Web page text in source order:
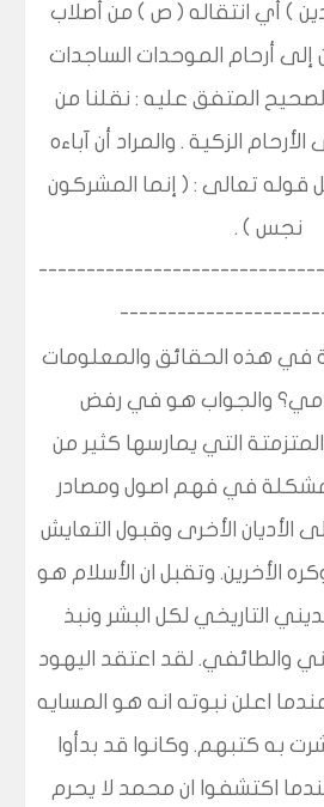
) أي انتقاله ( ص ) من أصلاب
إلى أرحام الموحدات الساجدات
المتفق عليه : نقلنا من
الأرحام الزكية . والمراد أن آباءه
قوله تعالى : ( إنما المشركون
نجس ) .
في هذه الحقائق والمعلومات
والجواب هو في رفض
التي يمارسها كثير من
في فهم اصول ومصادر
الأديان الأخرى وقبول التعايش
الأخرين. وتقبل ان الأسلام هو
التاريخي لكل البشر ونبذ
والطائفي. لقد اعتقد اليهود
اعلن نبوته انه هو المسايه
به كتبهم. وكانوا قد بدأوا
اكتشفوا ان محمد لا يحرم